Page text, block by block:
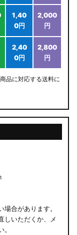
1,40
0円
2,000
円
2,40
0円
2,800
円
品に対応する送料に
合があります。
しいただくか、メ